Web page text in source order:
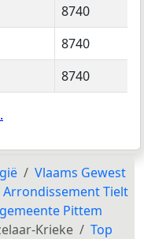
8740
8740
8740
Vlaams Gewest
Arrondissement Tielt
Pittem
Krieke Top